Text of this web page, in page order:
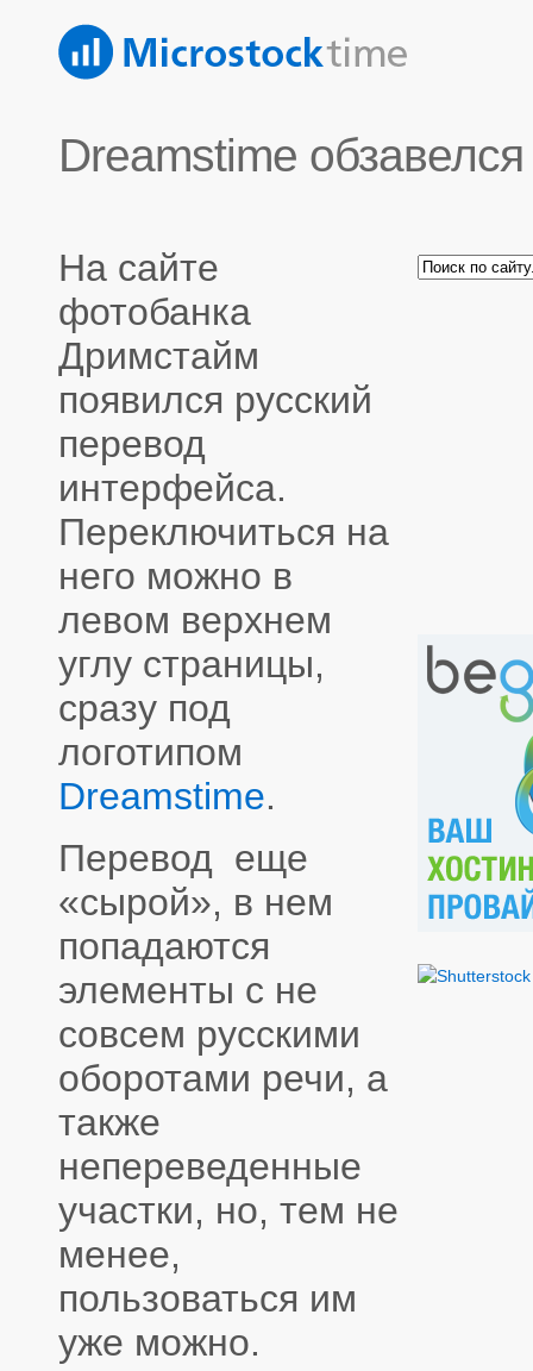
Dreamstime
На сайте
фотобанка
Дримстайм
появился русский
перевод
интерфейса.
Переключиться на
него можно в
левом верхнем
углу страницы,
сразу под
логотипом
Dreamstime.
Перевод еще
«сырой», в нем
попадаются
элементы с не
совсем русскими
оборотами речи, а
также
непереведенные
участки, но, тем не
менее,
пользоваться им
уже можно.